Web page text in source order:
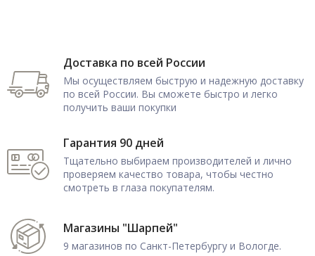
Доставка по всей России
Мы осуществляем быструю и надежную доставку
по всей России. Вы сможете быстро и легко
получить ваши покупки
Гарантия 90 дней
Тщательно выбираем производителей и лично
проверяем качество товара, чтобы честно
смотреть в глаза покупателям.
Магазины "Шарпей"
9 магазинов по Санкт-Петербургу и Вологде.